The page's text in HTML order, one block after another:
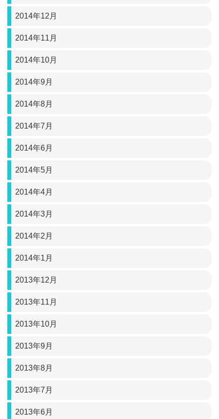
2014年12月
2014年11月
2014年10月
2014年9月
2014年8月
2014年7月
2014年6月
2014年5月
2014年4月
2014年3月
2014年2月
2014年1月
2013年12月
2013年11月
2013年10月
2013年9月
2013年8月
2013年7月
2013年6月